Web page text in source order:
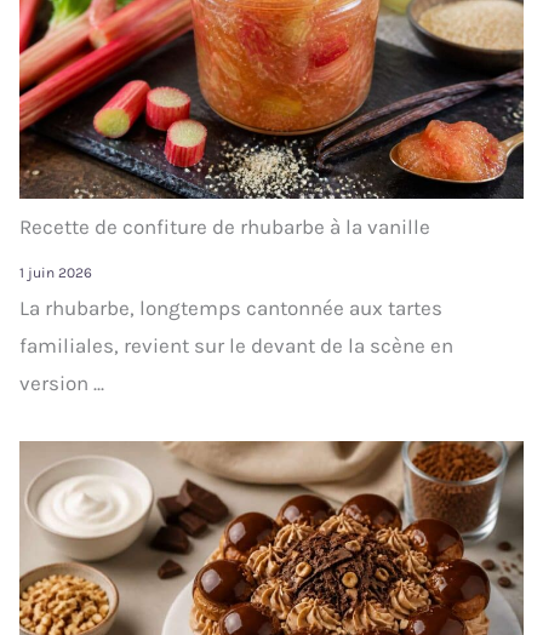
Recette de confiture de rhubarbe à la vanille
1 juin 2026
La rhubarbe, longtemps cantonnée aux tartes
familiales, revient sur le devant de la scène en
version ...